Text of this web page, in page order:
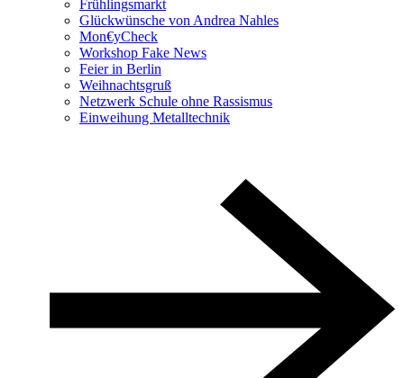
Frühlingsmarkt
Glückwünsche von Andrea Nahles
Mon€yCheck
Workshop Fake News
Feier in Berlin
Weihnachtsgruß
Netzwerk Schule ohne Rassismus
Einweihung Metalltechnik